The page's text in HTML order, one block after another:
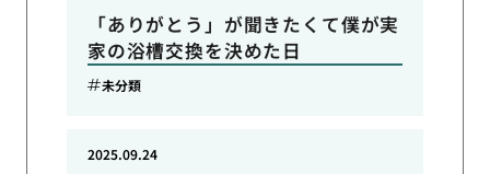
「ありがとう」が聞きたくて僕が実
家の浴槽交換を決めた日
未分類
2025.09.24